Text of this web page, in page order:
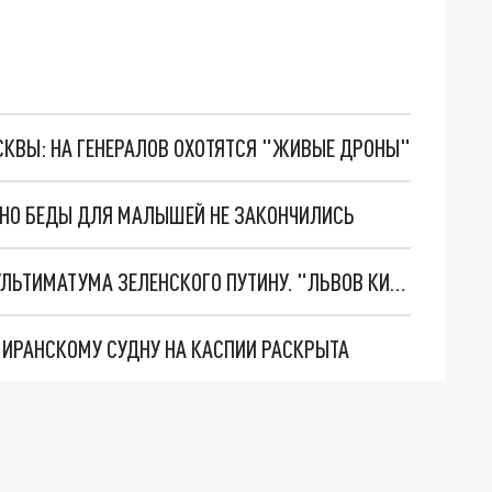
НА ГЕНЕРАЛОВ ОХОТЯТСЯ "ЖИВЫЕ ДРОНЫ"
БЕДЫ ДЛЯ МАЛЫШЕЙ НЕ ЗАКОНЧИЛИСЬ
НОВОЕ МАСШТАБНЕЙШЕЕ НАСТУПЛЕНИЕ. ТРИ УЛЬТИМАТУМА ЗЕЛЕНСКОГО ПУТИНУ. "ЛЬВОВ КИМА" ПОСТАВЯТ НА ПВО? ГЛОБАЛЬНЫЙ ПРОРЫВ ПОД ЗАПОРОЖЬЕМ
СУДНУ НА КАСПИИ РАСКРЫТА